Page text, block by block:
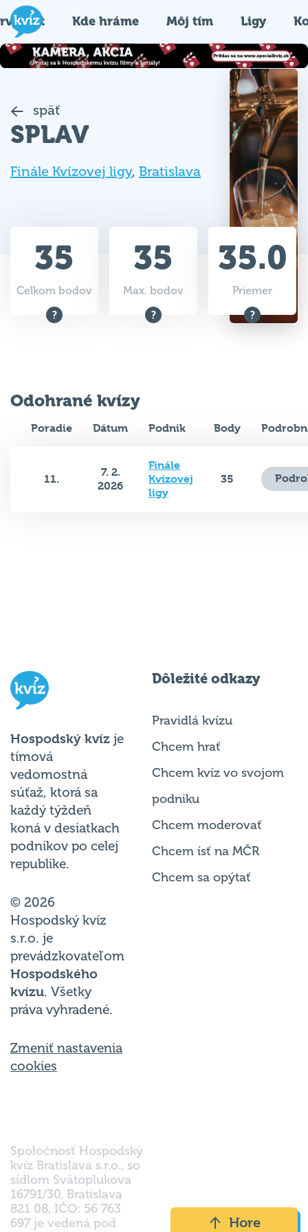
Kde hráme Môj tím Ligy
späť
SPLAV
Finále Kvízovej ligy, Bratislava
35
Celkom bodov
35
Max. bodov
35.0
Priemer
Odohrané kvízy
Poradie Dátum Podnik Body
11.
7. 2.
2026
Finále
Kvízovej
ligy
35
Hospodský kvíz je
tímová
vedomostná
súťaž, ktorá sa
každý týždeň
koná v desiatkach
podnikov po celej
republike.
© 2026
Hospodský kvíz
s.r.o. je
prevádzkovateľom
Hospodského
kvízu. Všetky
práva vyhradené.
Zmeniť nastavenia
cookies
Dôležité odkazy
Pravidlá kvízu
Chcem hrať
Chcem kvíz vo svojom
podniku
Chcem moderovať
Chcem ísť na MČR
Chcem sa opýtať
Spoločnosť Hospodský
kvíz Bratislava s.r.o., so
sídlom Svätoplukova
16791/30, Bratislava
821 08, IČO: 56 763
697 je vedená pod
Hore